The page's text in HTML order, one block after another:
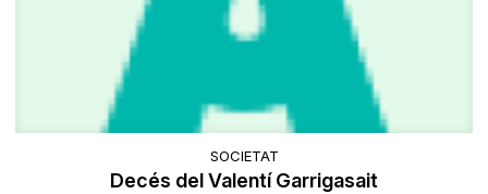
SOCIETAT
​Decés del Valentí Garrigasait